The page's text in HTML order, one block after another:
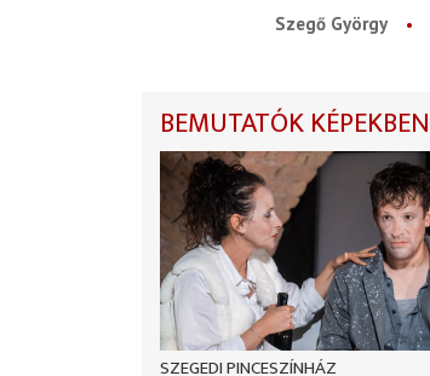
Szegő György
BEMUTATÓK KÉPEKBEN
SZEGEDI PINCESZÍNHÁZ